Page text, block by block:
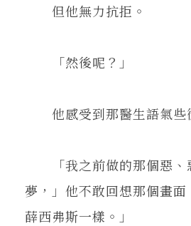
但他無力抗拒。
「然後呢？」
他感受到那醫生語氣些
「我之前做的那個惡、
夢，」他不敢回想那個畫
薛西弗斯一樣。」